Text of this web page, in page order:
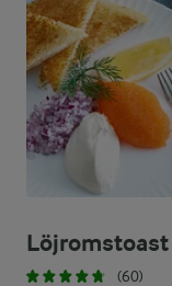
Löjromstoast
(60)